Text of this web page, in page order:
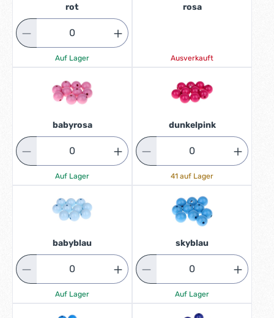
rot
Auf Lager
rosa
Ausverkauft
babyrosa
Auf Lager
dunkelpink
41 auf Lager
babyblau
Auf Lager
skyblau
Auf Lager